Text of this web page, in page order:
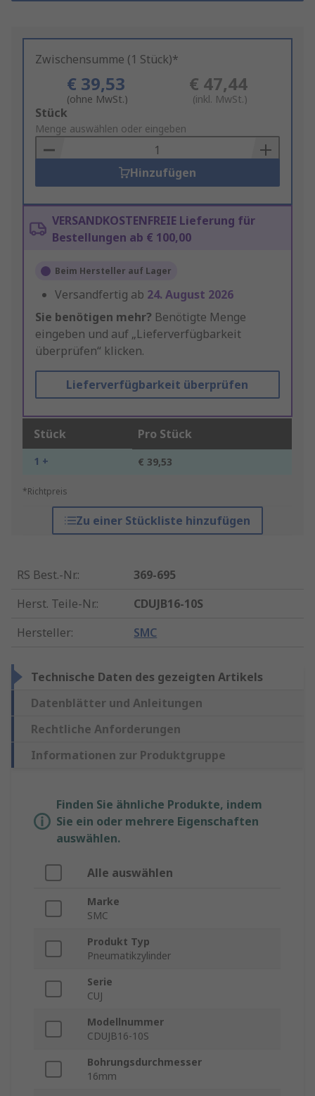
Zwischensumme (1 Stück)*
€ 39,53
(ohne MwSt.)
€ 47,44
(inkl. MwSt.)
Add
to
Basket
Stück
Menge auswählen oder eingeben
Hinzufügen
VERSANDKOSTENFREIE Lieferung für
Bestellungen ab € 100,00
Beim Hersteller auf Lager
Versandfertig ab 24. August 2026
Sie benötigen mehr? Benötigte Menge
eingeben und auf „Lieferverfügbarkeit
überprüfen“ klicken.
Lieferverfügbarkeit überprüfen
Stück Pro Stück
1 + € 39,53
*Richtpreis
Zu einer Stückliste hinzufügen
RS Best.-Nr.:
369-695
Herst. Teile-Nr.:
CDUJB16-10S
Hersteller: SMC
Technische Daten des gezeigten Artikels
Datenblätter und Anleitungen
Rechtliche Anforderungen
Informationen zur Produktgruppe
Finden Sie ähnliche Produkte, indem
Sie ein oder mehrere Eigenschaften
auswählen.
Alle auswählen
Marke
SMC
Produkt Typ
Pneumatikzylinder
Serie
CUJ
Modellnummer
CDUJB16-10S
Bohrungsdurchmesser
16mm